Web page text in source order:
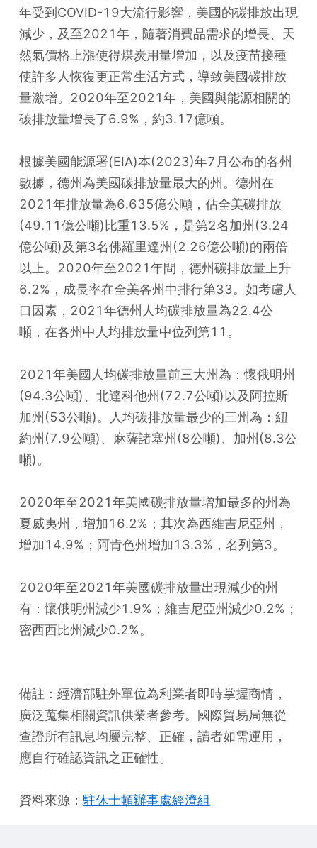
年受到COVID-19大流行影響，美國的碳排放出現
減少，及至2021年，隨著消費品需求的增長、天
然氣價格上漲使得煤炭用量增加，以及疫苗接種
使許多人恢復更正常生活方式，導致美國碳排放
量激增。2020年至2021年，美國與能源相關的
碳排放量增長了6.9%，約3.17億噸。
根據美國能源署(EIA)本(2023)年7月公布的各州
數據，德州為美國碳排放量最大的州。德州在
2021年排放量為6.635億公噸，佔全美碳排放
(49.11億公噸)比重13.5%，是第2名加州(3.24
億公噸)及第3名佛羅里達州(2.26億公噸)的兩倍
以上。2020年至2021年間，德州碳排放量上升
6.2%，成長率在全美各州中排行第33。如考慮人
口因素，2021年德州人均碳排放量為22.4公
噸，在各州中人均排放量中位列第11。
2021年美國人均碳排放量前三大州為：懷俄明州
(94.3公噸)、北達科他州(72.7公噸)以及阿拉斯
加州(53公噸)。人均碳排放量最少的三州為：紐
約州(7.9公噸)、麻薩諸塞州(8公噸)、加州(8.3公
噸)。
2020年至2021年美國碳排放量增加最多的州為
夏威夷州，增加16.2%；其次為西維吉尼亞州，
增加14.9%；阿肯色州增加13.3%，名列第3。
2020年至2021年美國碳排放量出現減少的州
有：懷俄明州減少1.9%；維吉尼亞州減少0.2%；
密西西比州減少0.2%。
備註：經濟部駐外單位為利業者即時掌握商情，
廣泛蒐集相關資訊供業者參考。國際貿易局無從
查證所有訊息均屬完整、正確，讀者如需運用，
應自行確認資訊之正確性。
資料來源：駐休士頓辦事處經濟組